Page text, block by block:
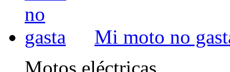
Mi moto no